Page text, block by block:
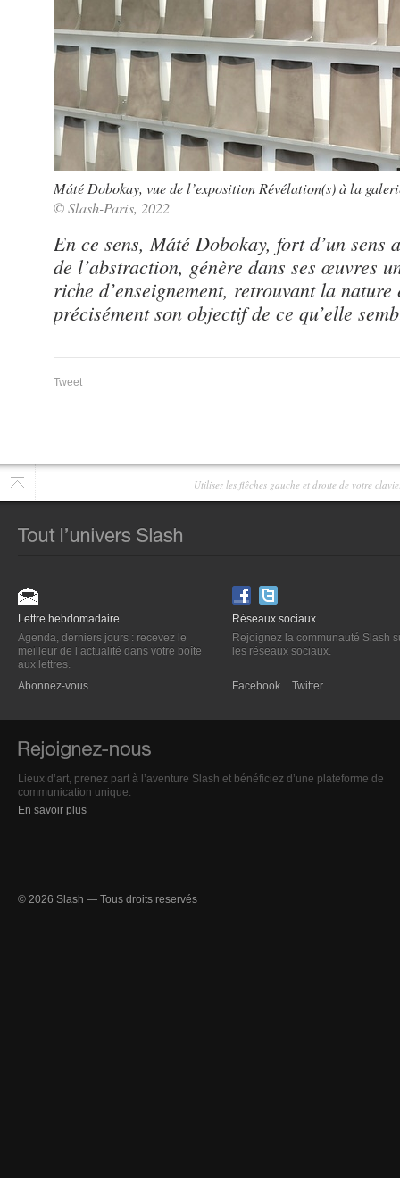
Máté Dobokay, vue de l’exposition Révélation(s) à la
© Slash-Paris, 2022
En ce sens, Máté Dobokay, fort d’un sens
de l’abstraction, génère dans ses œuvres
riche d’enseignement, retrouvant la
précisément son objectif de ce qu’elle
Tweet
Utilisez les flêches gauche et droite de votre
Lettre hebdomadaire
Agenda, derniers jours : recevez le
meilleur de l’actualité dans votre boîte
aux lettres.
Abonnez-vous
Réseaux sociaux
Rejoignez la communauté Slash
les réseaux sociaux.
Facebook Twitter
Lieux d’art, prenez part à l’aventure Slash et bénéficiez d’une plateforme de
communication unique.
En savoir plus
© 2026 Slash — Tous droits reservés